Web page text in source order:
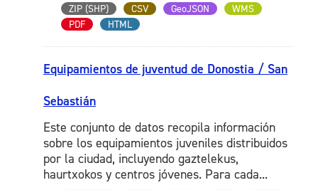
ZIP (SHP) CSV GeoJSON
WMS
PDF
HTML
Equipamientos de juventud de Donostia / San
Sebastián
Este conjunto de datos recopila información
sobre los equipamientos juveniles distribuidos
por la ciudad, incluyendo gaztelekus,
haurtxokos y centros jóvenes. Para cada...